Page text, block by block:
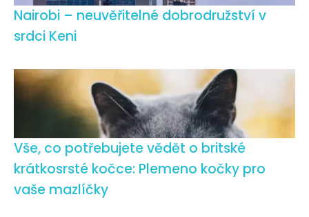
Nairobi – neuvěřitelné dobrodružství v
srdci Keni
Vše, co potřebujete vědět o britské
krátkosrsté kočce: Plemeno kočky pro
vaše mazlíčky